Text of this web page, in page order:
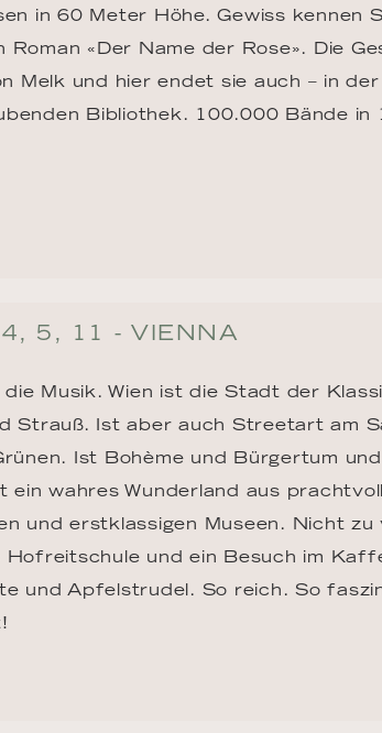
in 60 Meter Höhe. Gewiss kennen
Roman «Der Name der Rose». Die
Melk und hier endet sie auch – in der
Bibliothek. 100.000 Bände in
5, 11 - VIENNA
Musik. Wien ist die Stadt der
Strauß. Ist aber auch Streetart am
Ist Bohème und Bürgertum
ein wahres Wunderland aus
und erstklassigen Museen. Nicht zu
Hofreitschule und ein Besuch im
und Apfelstrudel. So reich. So